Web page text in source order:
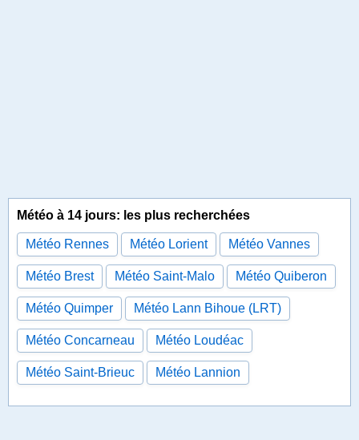
Météo à 14 jours: les plus recherchées
Météo Rennes Météo Lorient Météo Vannes
Météo Brest Météo Saint-Malo Météo Quiberon
Météo Quimper Météo Lann Bihoue (LRT)
Météo Concarneau Météo Loudéac
Météo Saint-Brieuc Météo Lannion